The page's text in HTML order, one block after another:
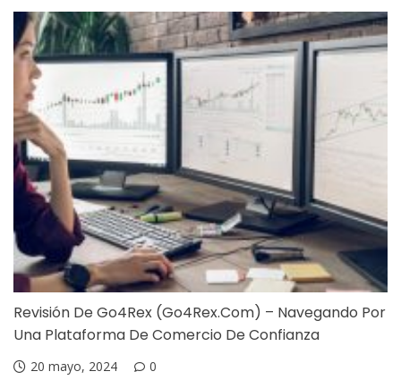
Revisión De Go4Rex (Go4Rex.com) – Navegando Por
Una Plataforma De Comercio De Confianza
20 mayo, 2024 0